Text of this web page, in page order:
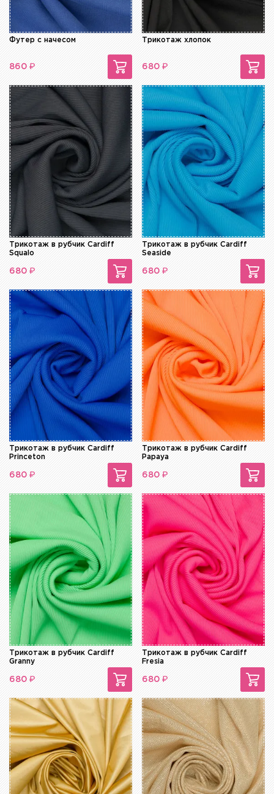
Футер с начесом
860 ₽
Трикотаж хлопок
680 ₽
Трикотаж в рубчик Cardiff
Squalo
680 ₽
Трикотаж в рубчик Cardiff
Seaside
680 ₽
Трикотаж в рубчик Cardiff
Princeton
680 ₽
Трикотаж в рубчик Cardiff
Papaya
680 ₽
Трикотаж в рубчик Cardiff
Granny
680 ₽
Трикотаж в рубчик Cardiff
Fresia
680 ₽